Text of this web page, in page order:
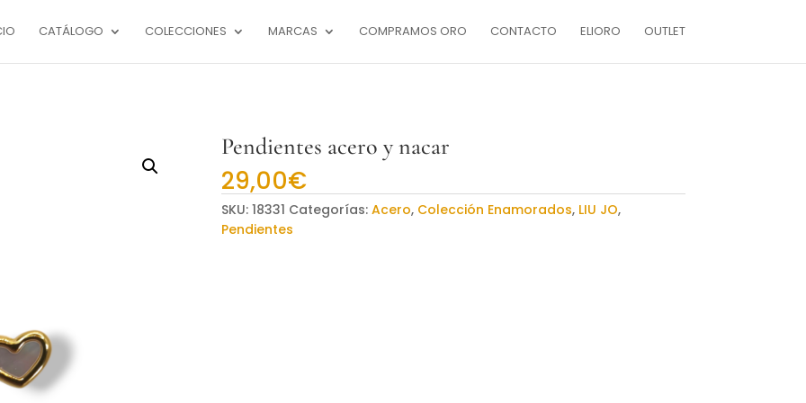
CATÁLOGO COLECCIONES MARCAS COMPRAMOS ORO CONTACTO ELIORO OUTLET
Pendientes acero y nacar
29,00€
SKU: 18331 Categorías: Acero, Colección Enamorados, LIU JO,
Pendientes